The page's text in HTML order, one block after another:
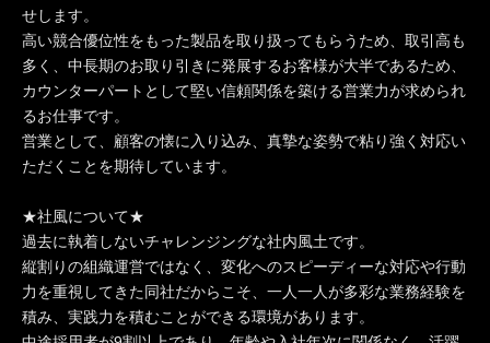
せします。
高い競合優位性をもった製品を取り扱ってもらうため、取引高も
多く、中長期のお取り引きに発展するお客様が大半であるため、
カウンターパートとして堅い信頼関係を築ける営業力が求められ
るお仕事です。
営業として、顧客の懐に入り込み、真摯な姿勢で粘り強く対応い
ただくことを期待しています。
★社風について★
過去に執着しないチャレンジングな社内風土です。
縦割りの組織運営ではなく、変化へのスピーディーな対応や行動
力を重視してきた同社だからこそ、一人一人が多彩な業務経験を
積み、実践力を積むことができる環境があります。